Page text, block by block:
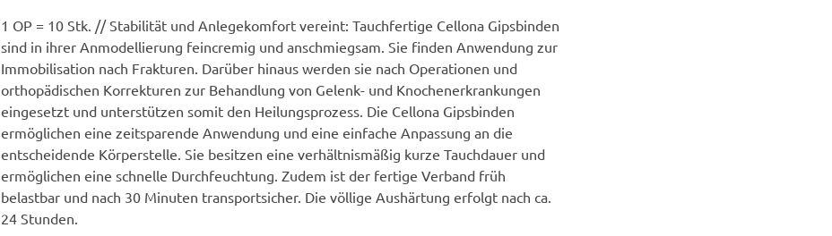
1 OP = 10 Stk. // Stabilität und Anlegekomfort vereint: Tauchfertige Cellona Gipsbinden
sind in ihrer Anmodellierung feincremig und anschmiegsam. Sie finden Anwendung zur
Immobilisation nach Frakturen. Darüber hinaus werden sie nach Operationen und
orthopädischen Korrekturen zur Behandlung von Gelenk- und Knochenerkrankungen
eingesetzt und unterstützen somit den Heilungsprozess. Die Cellona Gipsbinden
ermöglichen eine zeitsparende Anwendung und eine einfache Anpassung an die
entscheidende Körperstelle. Sie besitzen eine verhältnismäßig kurze Tauchdauer und
ermöglichen eine schnelle Durchfeuchtung. Zudem ist der fertige Verband früh
belastbar und nach 30 Minuten transportsicher. Die völlige Aushärtung erfolgt nach ca.
24 Stunden.